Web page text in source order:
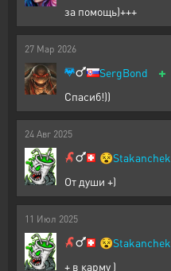
за помощь)+++
27 Мар 2026
SergBond +
Спасиб!))
24 Авг 2025
😵Stakanchek
От души +)
11 Июл 2025
😵Stakanchek
+ в карму )